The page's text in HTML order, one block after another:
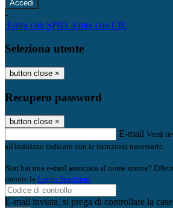
-
Entra con SPID Entra con CIE
Seleziona utente
button close ×
Recupero password
button close ×
E-mail Verrà
all'indirizzo indicato con le istruzioni necessarie.
Non hai una e-mail associata al nome utente?
tramite la Login Spaggiari
E-mail inviata, si prega di controllare la